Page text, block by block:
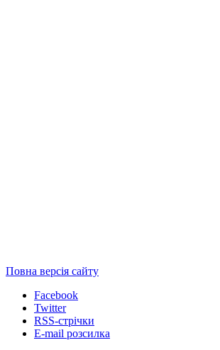
Повна версія сайту
Facebook
Twitter
RSS-стрічки
E-mail розсилка